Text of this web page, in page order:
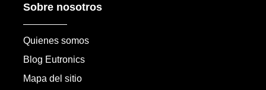
Sobre nosotros
Quienes somos
Blog Eutronics
Mapa del sitio